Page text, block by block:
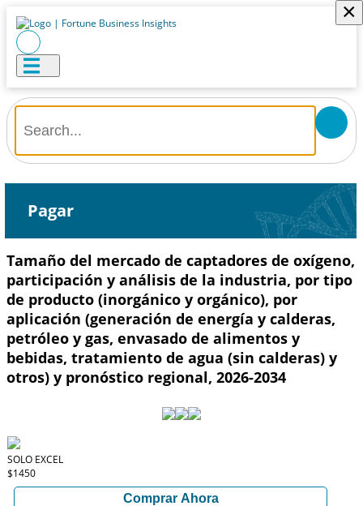
×
Pagar
Tamaño del mercado de captadores de oxígeno,
participación y análisis de la industria, por tipo
de producto (inorgánico y orgánico), por
aplicación (generación de energía y calderas,
petróleo y gas, envasado de alimentos y
bebidas, tratamiento de agua (sin calderas) y
otros) y pronóstico regional, 2026-2034
SOLO EXCEL
$1450
Comprar Ahora